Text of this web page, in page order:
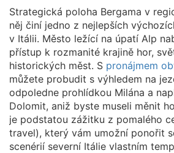
Strategická poloha Bergama v
něj činí jedno z nejlepších
v Itálii. Město ležící na úpatí Alp
přístup k rozmanité krajině hor,
historických měst. S pronájmem
můžete probudit s výhledem na
odpoledne prohlídkou Milána a
Dolomit, aniž byste museli měnit
je podstatou zážitku z pomalého
travel), který vám umožní ponořit
scenérií severní Itálie vlastním